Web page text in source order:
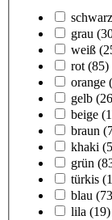
schwarz
grau
weiß
rot (85)
orange
gelb
beige
braun
khaki
grün
türkis
blau
lila (19)